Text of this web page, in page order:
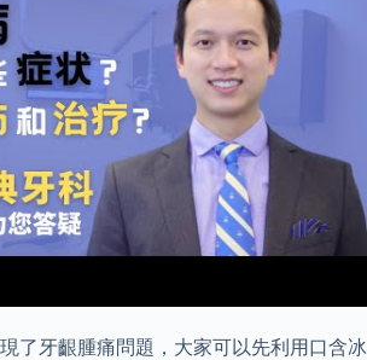
了牙齦腫痛問題，大家可以先利用口含冰